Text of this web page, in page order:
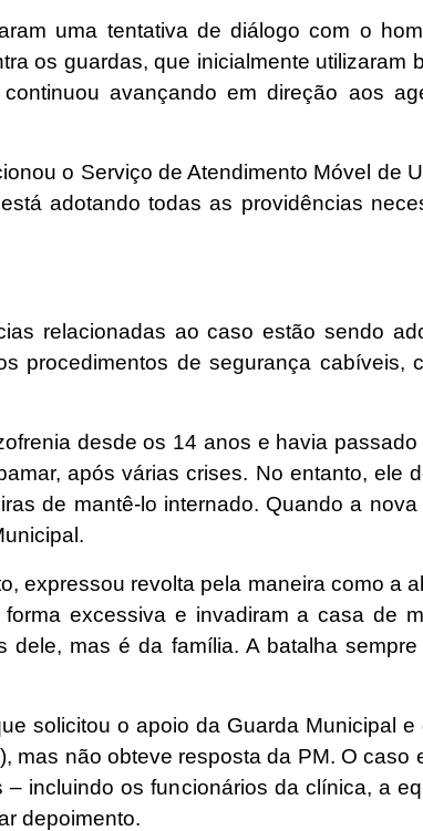
uma tentativa de diálogo com o
os guardas, que inicialmente utilizaram
avançando em direção aos
o Serviço de Atendimento Móvel de
adotando todas as providências
relacionadas ao caso estão sendo
procedimentos de segurança cabíveis,
desde os 14 anos e havia
após várias crises. No entanto, ele
de mantê-lo internado. Quando a
expressou revolta pela maneira como a
excessiva e invadiram a casa de
mas é da família. A batalha
solicitou o apoio da Guarda Municipal
mas não obteve resposta da PM. O
incluindo os funcionários da clínica, a
depoimento.